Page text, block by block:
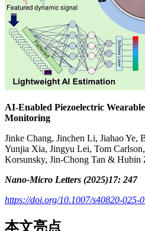
AI-Enabled Piezoelectric
Monitoring
Jinke Chang, Jinchen Li, Jiahao Ye,
Yunjia Xia, Jingyu Lei, Tom
Korsunsky, Jin-Chong Tan & Hubin
Nano-Micro Letters (2025)17: 247
https://doi.org/10.1007/s40820-025-
本文亮点